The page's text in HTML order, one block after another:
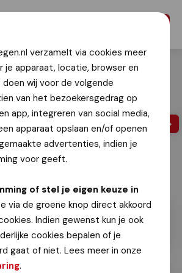
verzamelt via cookies meer
je apparaat, locatie, browser en
wij voor de volgende
van het bezoekersgedrag op
app, integreren van social media,
apparaat opslaan en/of openen
advertenties, indien je
voor geeft.
of stel je eigen keuze in
via de groene knop direct akkoord
Indien gewenst kun je ook
cookies bepalen of je
gaat of niet. Lees meer in onze
.